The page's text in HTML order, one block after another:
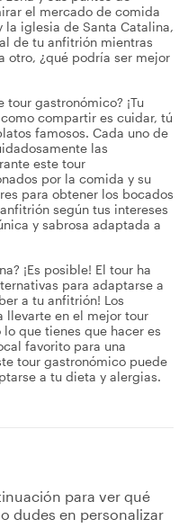
el mercado de comida
iglesia de Santa Catalina,
de tu anfitrión mientras
otro, ¿qué podría ser mejor
tour gastronómico? ¡Tu
compartir es cuidar, tú
famosos. Cada uno de
las
este tour
por la comida y su
para obtener los bocados
según tus intereses
y sabrosa adaptada a
¡Es posible! El tour ha
para adaptarse a
a tu anfitrión! Los
llevarte en el mejor tour
que tienes que hacer es
favorito para una
tour gastronómico puede
a tu dieta y alergias.
para ver qué
dudes en personalizar